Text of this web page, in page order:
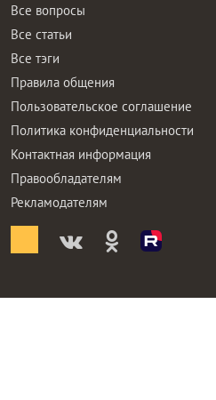
Все вопросы
Все статьи
Все тэги
Правила общения
Пользовательское соглашение
Политика конфиденциальности
Контактная информация
Правообладателям
Рекламодателям